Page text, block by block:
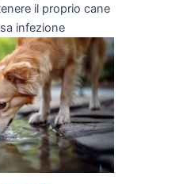
il proprio cane
infezione